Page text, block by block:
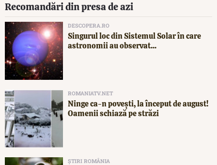
Recomandări din presa de azi
DESCOPERA.RO
Singurul loc din Sistemul Solar în care
astronomii au observat...
ROMANIATV.NET
Ninge ca-n povești, la început de august!
Oamenii schiază pe străzi
ȘTIRI ROMÂNIA